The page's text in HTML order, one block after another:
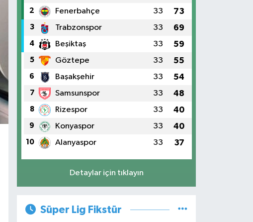
2 Fenerbahçe 33 73
3 Trabzonspor 33 69
4 Beşiktaş 33 59
5 Göztepe 33 55
6 Başakşehir 33 54
7 Samsunspor 33 48
8 Rizespor 33 40
9 Konyaspor 33 40
10 Alanyaspor 33 37
Detaylar için tıklayın
Süper Lig Fikstür